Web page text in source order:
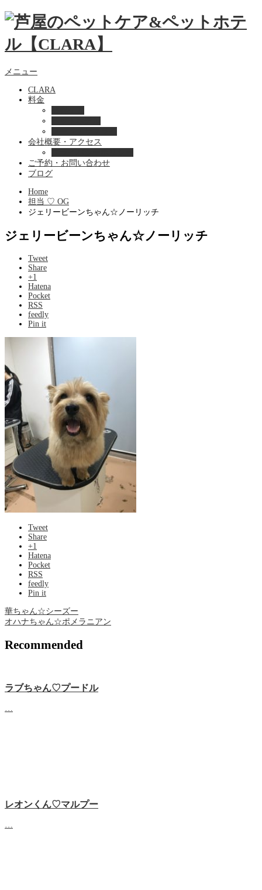
メニュー
CLARA
料金
会社概要・アクセス
ご予約・お問い合わせ
ブログ
Home
担当 ♡ OG
ジェリービーンちゃん☆ノーリッチ
ジェリービーンちゃん☆ノーリッチ
Tweet
Share
+1
Hatena
Pocket
RSS
feedly
Pin it
Tweet
Share
+1
Hatena
Pocket
RSS
feedly
Pin it
華ちゃん☆シーズー
オハナちゃん☆ポメラニアン
Recommended
ラブちゃん♡プードル
レオンくん♡マルプー